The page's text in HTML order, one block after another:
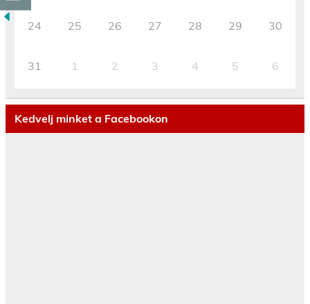
24 25 26 27 28 29 30
31 1 2 3 4 5 6
Kedvelj minket a Facebookon